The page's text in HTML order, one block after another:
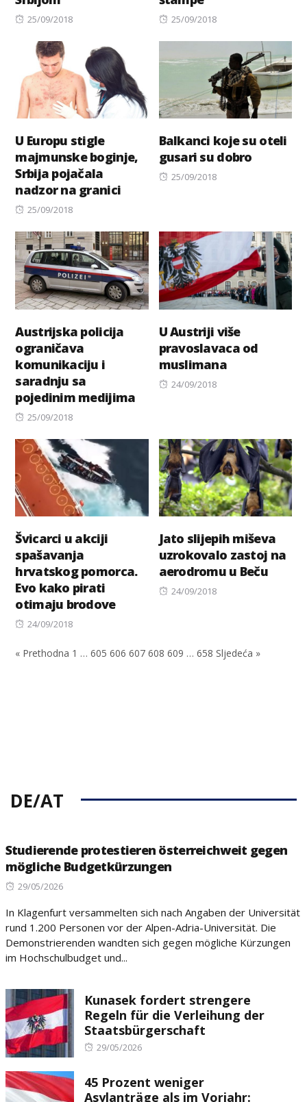
Posted
25/09/2018
Posted
25/09/2018
U Europu stigle
majmunske boginje,
Srbija pojačala
nadzor na granici
Posted
25/09/2018
Balkanci koje su oteli
gusari su dobro
Posted
25/09/2018
Austrijska policija
ograničava
komunikaciju i
saradnju sa
pojedinim medijima
Posted
25/09/2018
U Austriji više
pravoslavaca od
muslimana
Posted
24/09/2018
Švicarci u akciji
spašavanja
hrvatskog pomorca.
Evo kako pirati
otimaju brodove
Posted
24/09/2018
Jato slijepih miševa
uzrokovalo zastoj na
aerodromu u Beču
Posted
24/09/2018
« Prethodna 1 … 605 606 607 608 609 … 658 Sljedeća »
DE/AT
Studierende protestieren österreichweit gegen
mögliche Budgetkürzungen
Posted
29/05/2026
In Klagenfurt versammelten sich nach Angaben der Universität
rund 1.200 Personen vor der Alpen-Adria-Universität. Die
Demonstrierenden wandten sich gegen mögliche Kürzungen
im Hochschulbudget und...
Kunasek fordert strengere
Regeln für die Verleihung der
Staatsbürgerschaft
Posted
29/05/2026
45 Prozent weniger
Asylanträge als im Vorjahr: